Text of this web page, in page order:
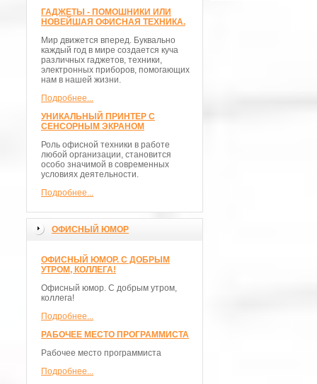
ГАДЖЕТЫ - ПОМОШНИКИ ИЛИ
НОВЕЙШАЯ ОФИСНАЯ ТЕХНИКА.
Мир движется вперед. Буквально
каждый год в мире создается куча
различных гаджетов, техники,
электронных приборов, помогающих
нам в нашей жизни.
Подробнее...
УНИКАЛЬНЫЙ ПРИНТЕР С
СЕНСОРНЫМ ЭКРАНОМ
Роль офисной техники в работе
любой организации, становится
особо значимой в современных
условиях деятельности.
Подробнее...
ОФИСНЫЙ ЮМОР
ОФИСНЫЙ ЮМОР. С ДОБРЫМ
УТРОМ, КОЛЛЕГА!
Офисный юмор. С добрым утром,
коллега!
Подробнее...
РАБОЧЕЕ МЕСТО ПРОГРАММИСТА
Рабочее место программиста
Подробнее...